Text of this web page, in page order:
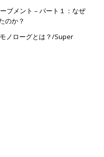
ブメント – パート１：なぜ
のか？
ノローグとは？/Super